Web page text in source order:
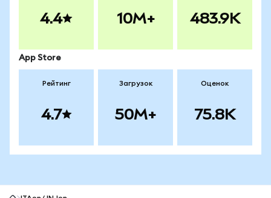
4.4 10M+ 483.9K
App Store
Рейтинг
4.7
Загрузок
50M+
Оценок
75.8K